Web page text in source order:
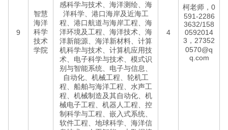
9
智慧
海洋
科学
技术
学院
感科学与技术、海洋测绘、海
洋科学、港口海岸及近海工
程、港口航道与海岸工程、海
洋环境及工程、海洋技术、海
洋新能源、海洋新材料、计算
机科学与技术、计算机应用技
术、电子科学与技术、模式识
别与智能系统、电子与信息、
自动化、机械工程、轮机工
程、船舶与海洋工程、水声工
程、机械制造及其自动化、机
械电子工程、机器人工程、控
制科学与工程、嵌入式系统、
软件工程、地球科学、海洋信
4
柯老师，0
591-2286
3632/158
0592014
3，27352
0570@q
q.com